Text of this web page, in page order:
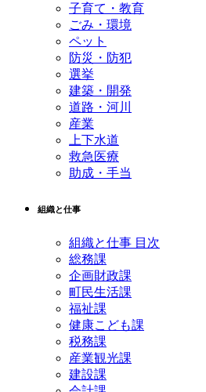
子育て・教育
ごみ・環境
ペット
防災・防犯
選挙
建築・開発
道路・河川
産業
上下水道
救急医療
助成・手当
組織と仕事
組織と仕事 目次
総務課
企画財政課
町民生活課
福祉課
健康こども課
税務課
産業観光課
建設課